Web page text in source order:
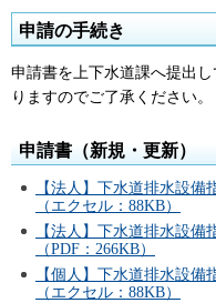
申請の手続き
申請書を上下水道課へ提出
りますのでご了承ください。
申請書（新規・更新）
【法人】下水道排水設備
（エクセル：88KB）
【法人】下水道排水設備
（PDF：266KB）
【個人】下水道排水設備
（エクセル：88KB）